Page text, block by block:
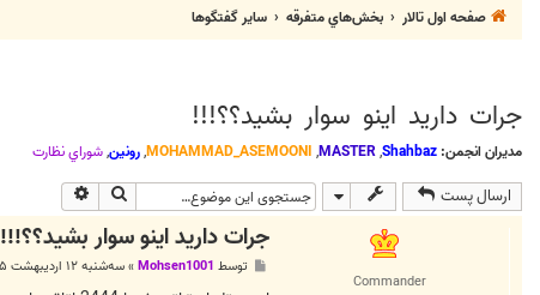
صفحه اول تالار
بخش‌‌هاي متفرقه ساير گفتگوها
جرات داريد اينو سوار بشيد؟؟!!!
مدیران انجمن: Shahbaz
,
MASTER
,
MOHAMMAD_ASEMOONI
,رونین,شوراي نظارت
ارسال پست جستجو
Commander
جرات داريد اينو سوار بشيد؟؟!!!
توسط Mohsen1001
»سه‌شنبه ۱۲ اردیبهشت ۱۳۸۵, ۳:۲۰ ب.ظ